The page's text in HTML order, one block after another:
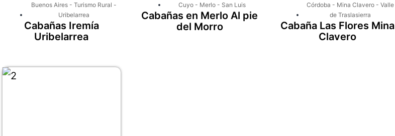
Buenos Aires -Turismo Rural -
Uribelarrea
Cabañas Iremía
Uribelarrea
Cuyo - Merlo - San Luis
Cabañas en Merlo Al pie
del Morro
Córdoba - Mina Clavero- Valle
de Traslasierra
Cabaña Las Flores Mina
Clavero